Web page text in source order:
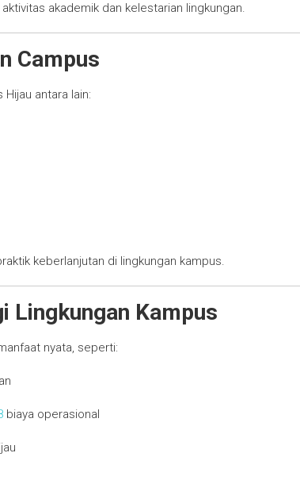
akademik dan kelestarian lingkungan.
Campus
antara lain:
keberlanjutan di lingkungan kampus.
Lingkungan Kampus
nyata, seperti:
biaya operasional